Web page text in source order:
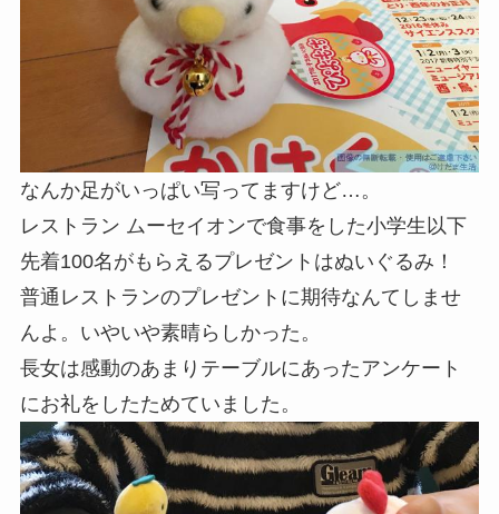
なんか足がいっぱい写ってますけど…。
レストラン ムーセイオンで食事をした小学生以下
先着100名がもらえるプレゼントはぬいぐるみ！
普通レストランのプレゼントに期待なんてしませ
んよ。いやいや素晴らしかった。
長女は感動のあまりテーブルにあったアンケート
にお礼をしたためていました。